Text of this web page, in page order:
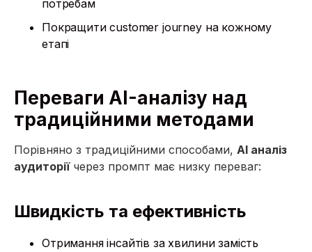
потребам
Покращити customer journey на кожному
етапі
Переваги AI-аналізу над
традиційними методами
Порівняно з традиційними способами, AI аналіз
аудиторіїчерез промпт має низку переваг:
Швидкість та ефективність
Отримання інсайтів за хвилини замість